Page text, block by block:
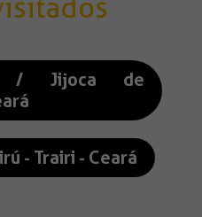
/ Jijoca de
- Trairi - Ceará